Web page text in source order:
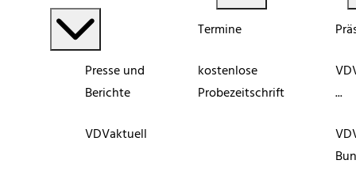
Presse und
Berichte
VDVaktuell
Termine
kostenlose
Probezeitschrift
...